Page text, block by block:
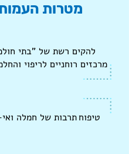
מטרות
להקים רשת של "בתי
מרכזים רוחניים לריפוי
טיפוח תרבות של חמלה